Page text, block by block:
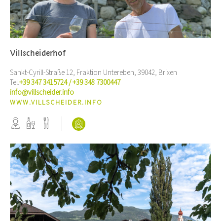
Villscheiderhof
Sankt-Cyrill-Straße 12, Fraktion Untereben, 39042, Brixen
Tel.+39 347 3415724 / +39 348 7300447
info@villscheider.info
WWW.VILLSCHEIDER.INFO